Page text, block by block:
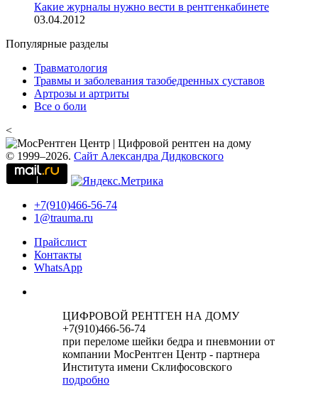
Какие журналы нужно вести в рентгенкабинете
03.04.2012
Популярные разделы
Травматология
Травмы и заболевания тазобедренных суставов
Артрозы и артриты
Все о боли
<
© 1999–2026. Сайт Александра Дидковского
+7(910)466-56-74
1@trauma.ru
Прайслист
Контакты
WhatsApp
ЦИФРОВОЙ РЕНТГЕН НА ДОМУ
+7(910)466-56-74
при переломе шейки бедра и пневмонии от
компании МосРентген Центр - партнера
Института имени Склифосовского
подробно